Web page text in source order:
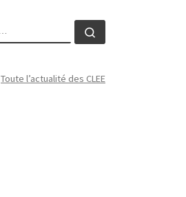
RECHERCHER
Toute l’actualité des CLEE